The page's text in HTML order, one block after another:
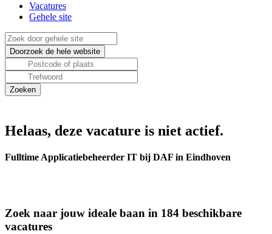
Vacatures
Gehele site
Helaas, deze vacature is niet actief.
Fulltime Applicatiebeheerder IT bij DAF in Eindhoven
Zoek naar jouw ideale baan in 184 beschikbare
vacatures